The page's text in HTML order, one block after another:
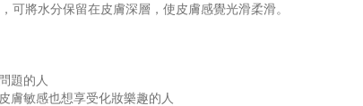
可將水分保留在皮膚深層，使皮膚感覺光滑柔滑。
題的人
膚敏感也想享受化妝樂趣的人